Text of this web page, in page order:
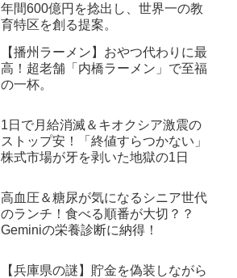
年間600億円を捻出し、世界一の教
育特区を創る提案。
【播州ラーメン】おやつ代わりに最
高！超老舗「内橋ラーメン」で至福
の一杯。
1日で月給消滅＆キオクシア激震の
ストップ安！「終値すらつかない」
株式市場が牙を剥いた地獄の1日
高血圧＆糖尿が気になるシニア世代
のランチ！食べる順番が大切？？
Geminiの栄養診断に納得！
【兵庫県の謎】貯金を偽装しながら